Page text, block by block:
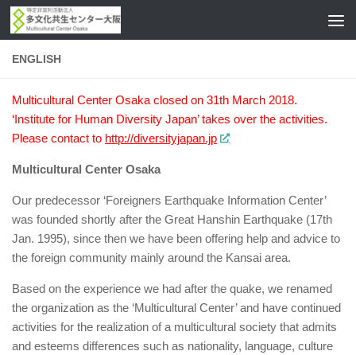
コンテンツへスキップ
ENGLISH
Multicultural Center Osaka closed on 31th March 2018.
‘Institute for Human Diversity Japan’ takes over the activities.
Please contact to http://diversityjapan.jp
Multicultural Center Osaka
Our predecessor ‘Foreigners Earthquake Information Center’
was founded shortly after the Great Hanshin Earthquake (17th
Jan. 1995), since then we have been offering help and advice to
the foreign community mainly around the Kansai area.
Based on the experience we had after the quake, we renamed
the organization as the ‘Multicultural Center’ and have continued
activities for the realization of a multicultural society that admits
and esteems differences such as nationality, language, culture